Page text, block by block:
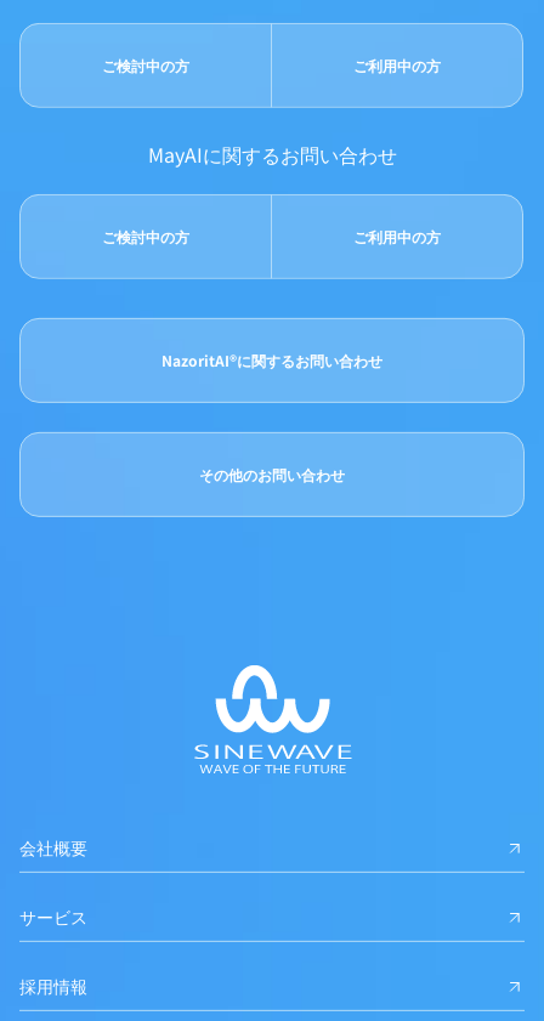
ご検討中の方 ご利用中の方
MayAIに関するお問い合わせ
ご検討中の方 ご利用中の方
NazoritAI®に関するお問い合わせ
その他のお問い合わせ
会社概要
サービス
採用情報